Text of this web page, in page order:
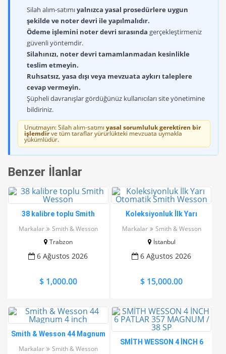
Silah alım-satımıyalnızca yasal prosedürlere uygun
şekilde ve noter devri ile yapılmalıdır.
Ödeme işlemini noter devri sırasında gerçekleştirmeniz
güvenli yöntemdir.
Silahınızı, noter devri tamamlanmadan kesinlikle
teslim etmeyin.
Ruhsatsız, yasa dışı veya mevzuata aykırı taleplere
cevap vermeyin.
Şüpheli davranışlar gördüğünüz kullanıcıları site yönetimine
bildiriniz.
Unutmayın: Silah alım-satımı yasal sorumluluk gerektiren bir
işlemdirve tüm taraflar yürürlükteki mevzuata uymakla
yükümlüdür.
Benzer İlanlar
38 kalibre toplu Smith
Markalar
Smith & Wesson
Trabzon
6 Ağustos 2026
$ 1,000.00
Koleksiyonluk İlk Yarı
Markalar
Smith & Wesson
İstanbul
6 Ağustos 2026
$ 15,000.00
Smith & Wesson 44 Magnum
Markalar Smith & Wesson
SMİTH WESSON 4 İNCH 6